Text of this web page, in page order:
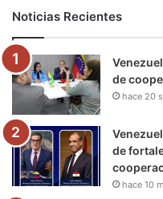
o
o
k
e
r
Noticias Recientes
de
hace 20
de
hace 10